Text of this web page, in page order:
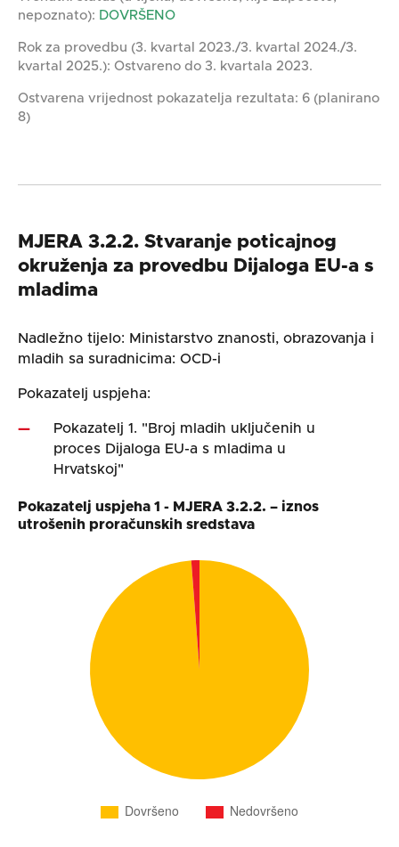
nepoznato): DOVRŠENO
Rok za provedbu (3. kvartal 2023./3. kvartal 2024./3.
kvartal 2025.): Ostvareno do 3. kvartala 2023.
Ostvarena vrijednost pokazatelja rezultata: 6 (planirano
8)
MJERA 3.2.2. Stvaranje poticajnog
okruženja za provedbu Dijaloga EU-a s
mladima
Nadležno tijelo: Ministarstvo znanosti, obrazovanja i
mladih sa suradnicima: OCD-i
Pokazatelj uspjeha:
Pokazatelj 1. "Broj mladih uključenih u
proces Dijaloga EU-a s mladima u
Hrvatskoj"
Pokazatelj uspjeha 1 - MJERA 3.2.2. – iznos
utrošenih proračunskih sredstava